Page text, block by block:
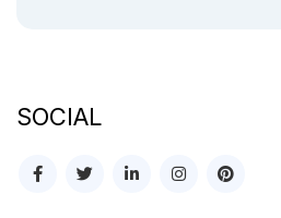
SOCIAL